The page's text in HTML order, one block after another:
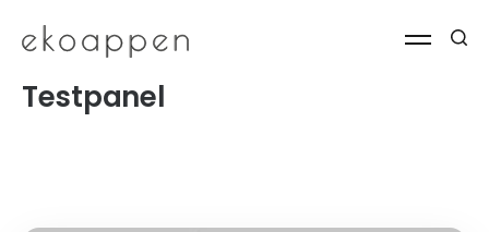
Testpanel